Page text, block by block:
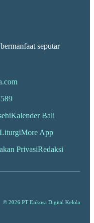
seputar
Kalender Bali
More App
PrivasiRedaksi
© 2026 PT Enkosa Digital Kelola